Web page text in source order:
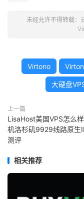
未经允许不得转载：
Virtono
大硬盘
上一篇
LisaHost美国VPS怎么
机洛杉矶9929线路原生
测评
相关推荐